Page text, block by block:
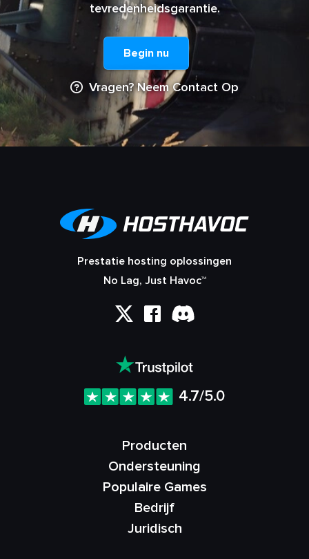
tevredenheidsgarantie.
Begin nu
Vragen? Neem Contact Op
Prestatie hosting oplossingen
No Lag, Just Havoc™
4.7/5.0
Producten
Ondersteuning
Populaire Games
Bedrijf
Juridisch